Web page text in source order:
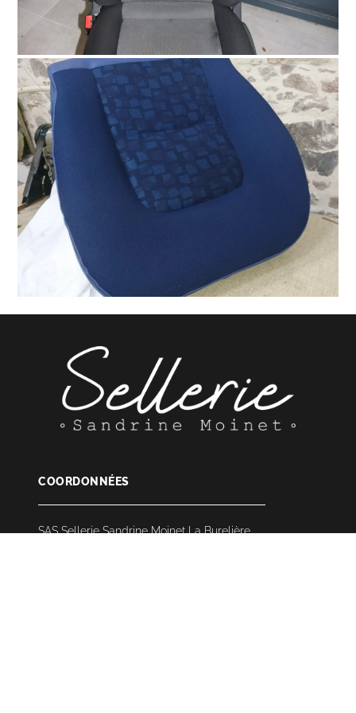
Siège d'utilitaire
Découvrir
COORDONNÉES
SAS Sellerie Sandrine Moinet La Burelière